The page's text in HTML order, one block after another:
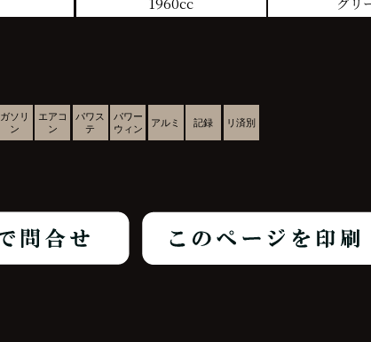
ガソリ
ン
エアコ
ン
パワス
テ
パワー
ウィン
アルミ 記録 リ済別